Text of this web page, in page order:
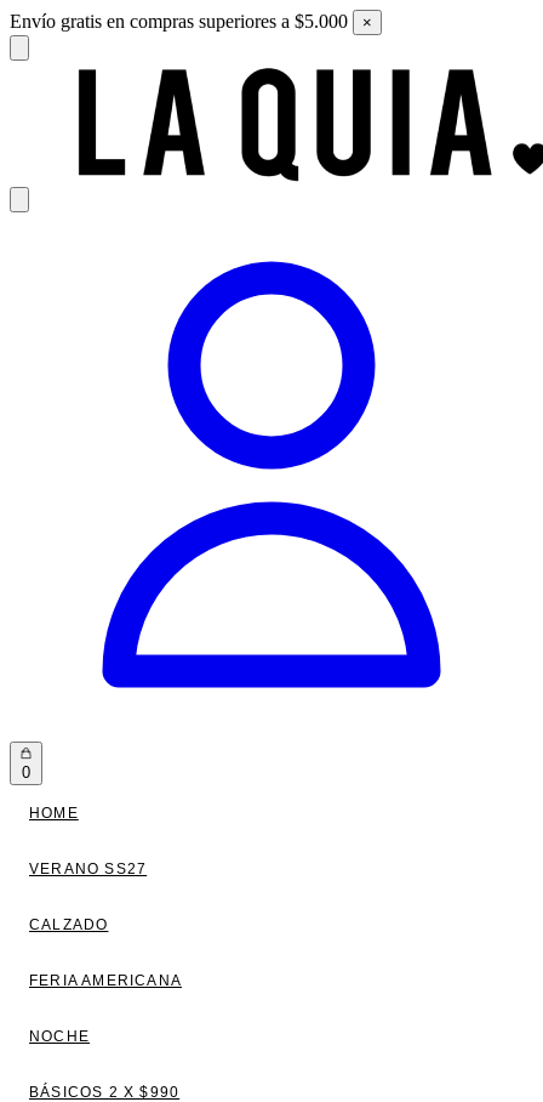
Envío gratis en compras superiores a $5.000 ×
0
HOME
VERANO SS27
CALZADO
FERIA AMERICANA
NOCHE
BÁSICOS 2 X $990